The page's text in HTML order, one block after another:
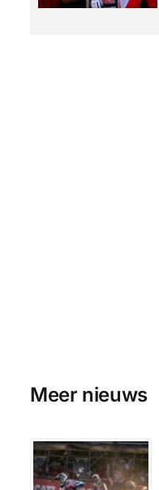
Meer nieuws